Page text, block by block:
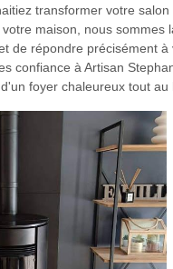
transformer votre
maison, nous
de répondre précisément
confiance à Artisan
foyer chaleureux tout au